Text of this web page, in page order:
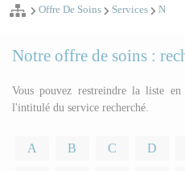
Offre De Soins Services N
Notre offre de soins :
Vous pouvez restreindre la liste
l'intitulé du service recherché.
A B C D